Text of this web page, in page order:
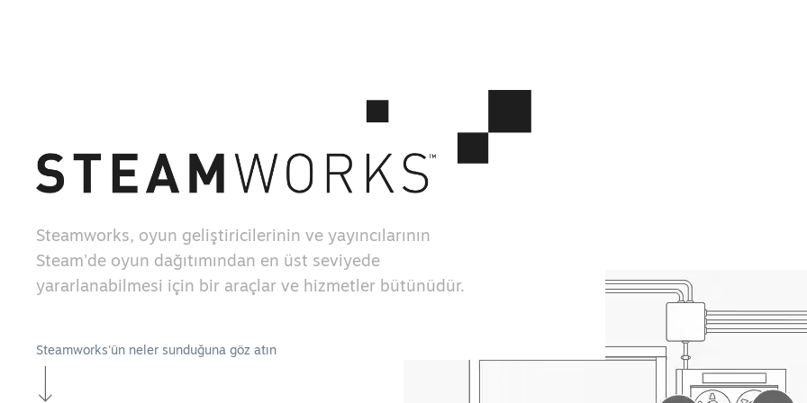
Steamworks, oyun geliştiricilerinin ve yayıncılarının
Steam'de oyun dağıtımından en üst seviyede
yararlanabilmesi için bir araçlar ve hizmetler bütünüdür.
Steamworks'ün neler sunduğuna göz atın